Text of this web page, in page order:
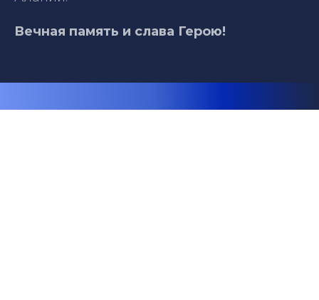
Вечная память и слава Герою!